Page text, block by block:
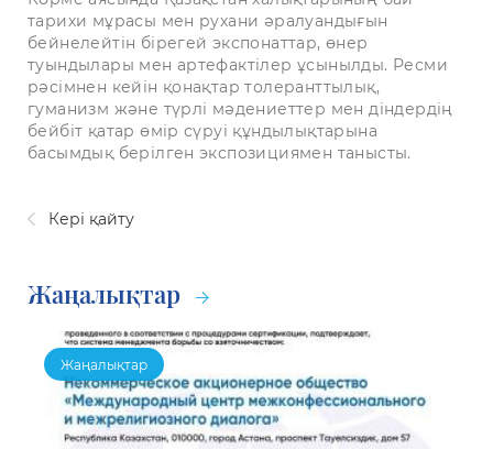
тарихи мұрасы мен рухани әралуандығын
бейнелейтін бірегей экспонаттар, өнер
туындылары мен артефактілер ұсынылды. Ресми
рәсімнен кейін қонақтар толеранттылық,
гуманизм және түрлі мәдениеттер мен діндердің
бейбіт қатар өмір сүруі құндылықтарына
басымдық берілген экспозициямен танысты.
Кері қайту
Жаңалықтар
Жаңалықтар